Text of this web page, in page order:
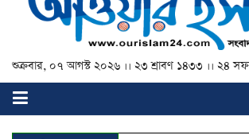
শুক্রবার, ০৭ আগস্ট ২০২৬ ।। ২৩ শ্রাবণ ১৪৩৩ ।। ২৪